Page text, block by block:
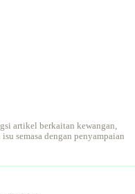
artikel berkaitan kewangan,
semasa dengan penyampaian